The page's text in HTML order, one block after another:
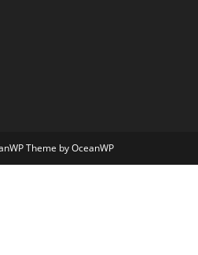
Theme by OceanWP